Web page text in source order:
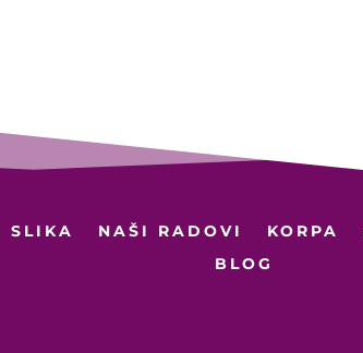
SLIKA NAŠI RADOVI KORPA
BLOG